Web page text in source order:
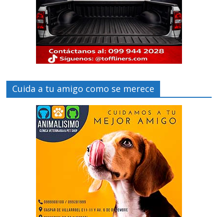
Cuida a tu amigo como se merece